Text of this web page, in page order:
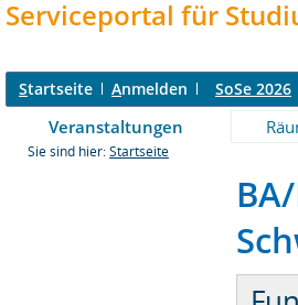
Serviceportal für
Startseite Anmelden SoSe 2026
Veranstaltungen
Sie sind hier: Startseite